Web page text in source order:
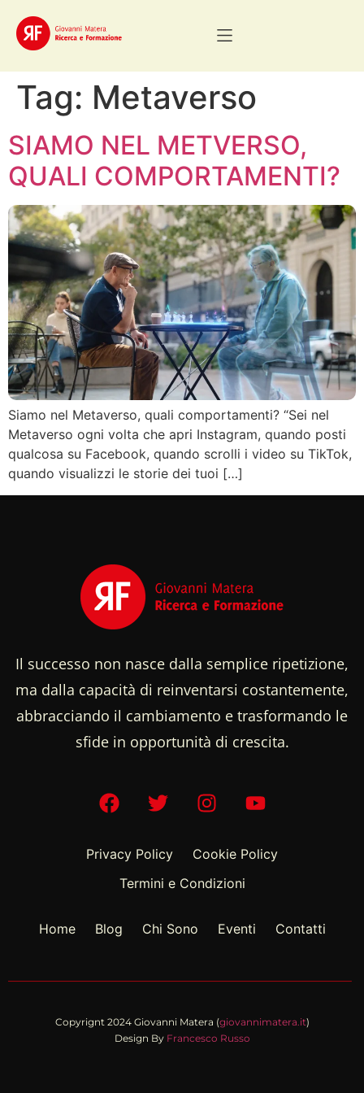
Tag: Metaverso
SIAMO NEL METVERSO,
QUALI COMPORTAMENTI?
Siamo nel Metaverso, quali comportamenti? “Sei nel
Metaverso ogni volta che apri Instagram, quando posti
qualcosa su Facebook, quando scrolli i video su TikTok,
quando visualizzi le storie dei tuoi […]
Il successo non nasce dalla semplice ripetizione,
ma dalla capacità di reinventarsi costantemente,
abbracciando il cambiamento e trasformando le
sfide in opportunità di crescita.
Privacy Policy
Cookie Policy
Termini e Condizioni
Home Blog Chi Sono Eventi Contatti
Copyrignt 2024 Giovanni Matera (giovannimatera.it)
Design By Francesco Russo